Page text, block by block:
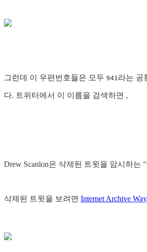
그런데 이 우편번호들은 모두 941라는 공
다. 트위터에서 이 이름을 검색하면 ,
Drew Scanlon은 삭제된 트윗을 암시하
삭제된 트윗을 보려면 Internet Archive